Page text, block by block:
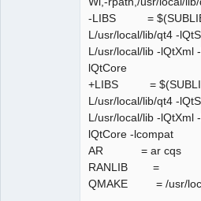
-LIBS =
L/usr/local/lib/qt4 -
L/usr/local/lib -lQtXml
lQtCore
+LIBS =
L/usr/local/lib/qt4 -
L/usr/local/lib -lQtXml
lQtCore -lcompat
AR = ar cqs
RANLIB =
QMAKE = /usr/